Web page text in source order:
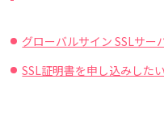
グローバルサイン SSLサ
SSL証明書を申し込みした